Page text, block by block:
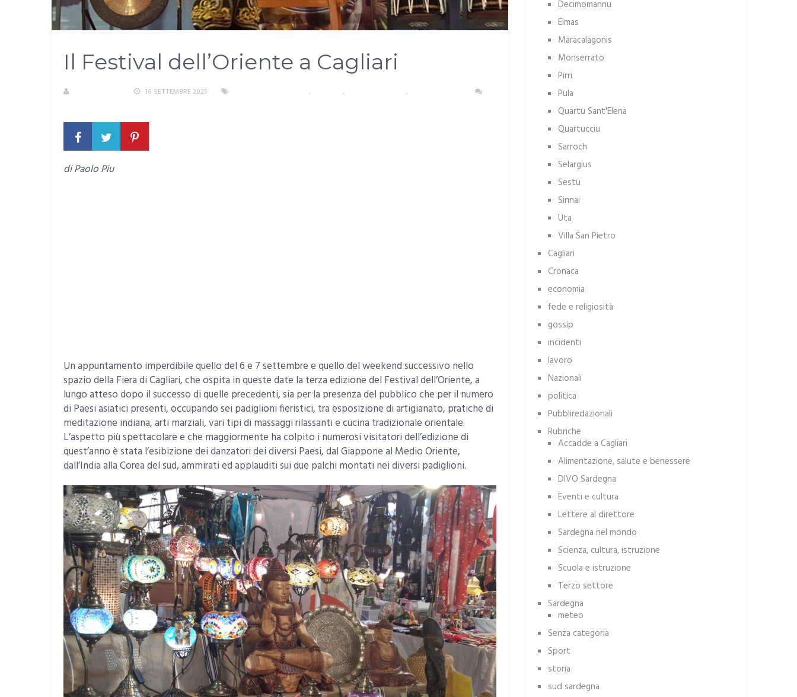
Il Festival dell’Oriente a Cagliari
16 SETTEMBRE 2025 , , ,
di Paolo Piu
Un appuntamento imperdibile quello del 6 e 7 settembre e quello del weekend successivo nello
spazio della Fiera di Cagliari, che ospita in queste date la terza edizione del Festival dell’Oriente, a
lungo atteso dopo il successo di quelle precedenti, sia per la presenza del pubblico che per il numero
di Paesi asiatici presenti, occupando sei padiglioni fieristici, tra esposizione di artigianato, pratiche di
meditazione indiana, arti marziali, vari tipi di massaggi rilassanti e cucina tradizionale orientale.
L’aspetto più spettacolare e che maggiormente ha colpito i numerosi visitatori dell’edizione di
quest’anno è stata l’esibizione dei danzatori dei diversi Paesi, dal Giappone al Medio Oriente,
dall’India alla Corea del sud, ammirati ed applauditi sui due palchi montati nei diversi padiglioni.
Decimomannu
Elmas
Maracalagonis
Monserrato
Pirri
Pula
Quartu Sant'Elena
Quartucciu
Sarroch
Selargius
Sestu
Sinnai
Uta
Villa San Pietro
Cagliari
Cronaca
economia
fede e religiosità
gossip
incidenti
lavoro
Nazionali
politica
Pubbliredazionali
Rubriche
Accadde a Cagliari
Alimentazione, salute e benessere
DIVO Sardegna
Eventi e cultura
Lettere al direttore
Sardegna nel mondo
Scienza, cultura, istruzione
Scuola e istruzione
Terzo settore
Sardegna
meteo
Senza categoria
Sport
storia
sud sardegna